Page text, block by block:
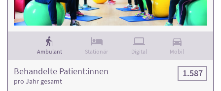
Ambulant Stationär Digital Mobil
Behandelte Patient:innen
pro Jahr gesamt
1.587